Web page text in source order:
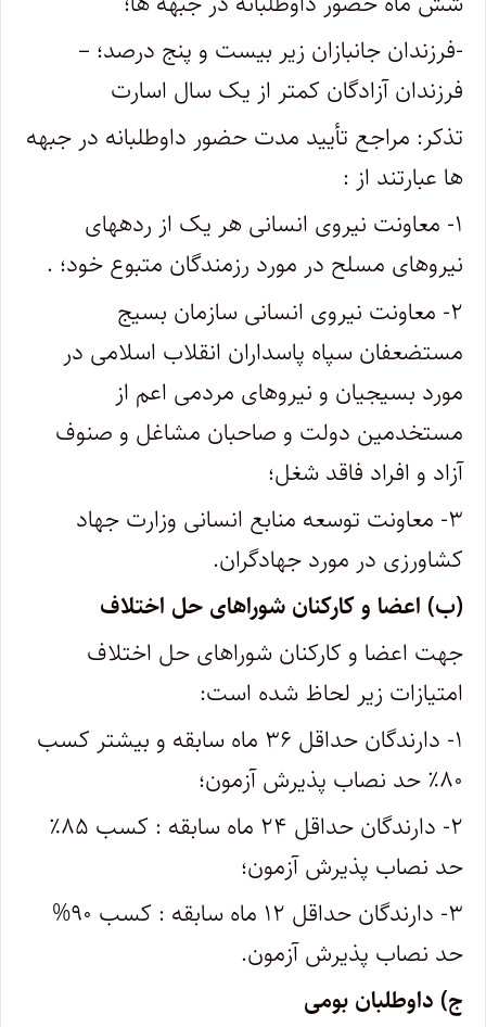
-فرزندان جانبازان زیر بیست و پنج درصد؛ –
فرزندان آزادگان کمتر از یک سال اسارت
تذکر: مراجع تأیید مدت حضور داوطلبانه در جبهه
ها عبارتند از :
۱- معاونت نیروی انسانی هر یک از ردههای
نیروهای مسلح در مورد رزمندگان متبوع خود؛ .
۲- معاونت نیروی انسانی سازمان بسیج
مستضعفان سپاه پاسداران انقلاب اسلامی در
مورد بسیجیان و نیروهای مردمی اعم از
مستخدمین دولت و صاحبان مشاغل و صنوف
آزاد و افراد فاقد شغل؛
۳- معاونت توسعه منابع انسانی وزارت جهاد
کشاورزی در مورد جهادگران.
(ب) اعضا و کارکنان شوراهای حل اختلاف
جهت اعضا و کارکنان شوراهای حل اختلاف
امتیازات زیر لحاظ شده است:
۱- دارندگان حداقل ۳۶ ماه سابقه و بیشتر کسب
۸۰٪ حد نصاب پذیرش آزمون؛
۲- دارندگان حداقل ۲۴ ماه سابقه : کسب ۸۵٪
حد نصاب پذیرش آزمون؛
۳- دارندگان حداقل ۱۲ ماه سابقه : کسب ۹۰%
حد نصاب پذیرش آزمون.
ج) داوطلبان بومی